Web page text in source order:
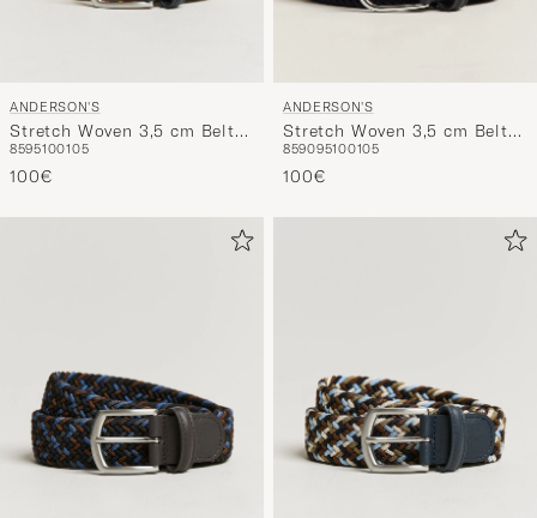
ANDERSON'S
Stretch Woven 3,5 cm Belt
Multi
8595100105
100€
ANDERSON'S
Stretch Woven 3,5 cm Belt
Navy
859095100105
100€